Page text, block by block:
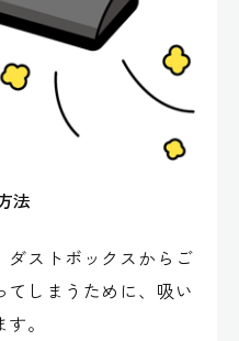
法
ダストボックスからご
しまうために、吸い
。